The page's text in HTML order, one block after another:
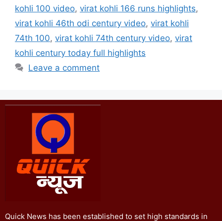
kohli 100 video, virat kohli 166 runs highlights,
virat kohli 46th odi century video, virat kohli
74th 100, virat kohli 74th century video, virat
kohli century today full highlights
Leave a comment
Quick News has been established to set high standards in